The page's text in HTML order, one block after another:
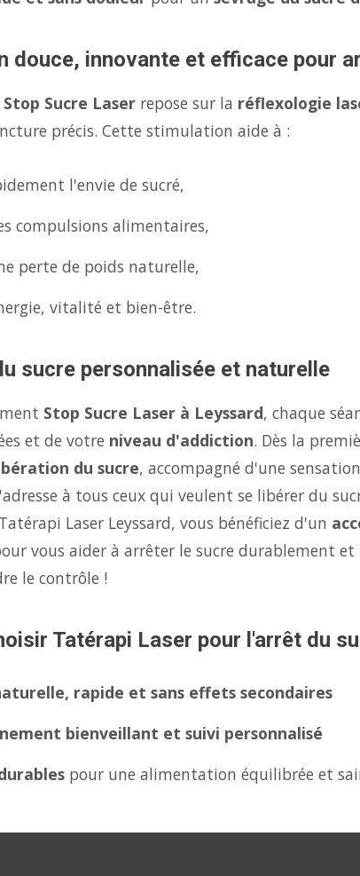
douce, innovante et efficace pour
Sucre Laser repose sur la réflexologie
précis. Cette stimulation aide à :
l'envie de sucré,
compulsions alimentaires,
perte de poids naturelle,
vitalité et bien-être.
sucre personnalisée et naturelle
Stop Sucre Laser à Leyssard, chaque
et de votre niveau d'addiction. Dès la
du sucre, accompagné d'une
à tous ceux qui veulent se libérer du
Laser Leyssard, vous bénéficiez d'un
vous aider à arrêter le sucre durablement
le contrôle !
Tatérapi Laser pour l'arrêt du
rapide et sans effets secondaires
bienveillant et suivi personnalisé
pour une alimentation équilibrée et